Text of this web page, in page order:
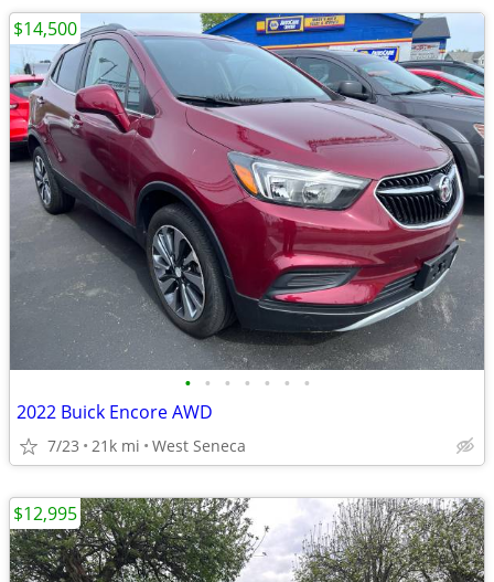
• • • • • • •
2022 Buick Encore AWD
7/23 21k mi West Seneca
$14,500
$12,995